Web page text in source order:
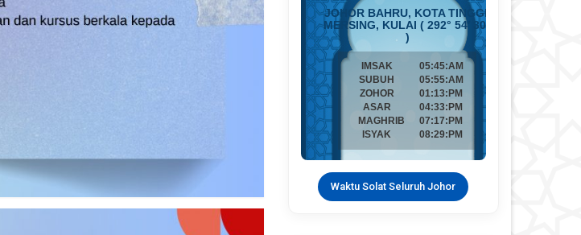
Waktu Solat Seluruh Johor